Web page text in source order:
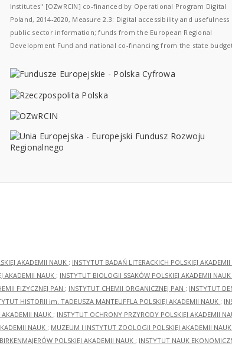
Institutes" [OZwRCIN] co-financed by Operational Program Digital
Poland, 2014-2020, Measure 2.3: Digital accessibility and usefulness
public sector information; funds from the European Regional
Development Fund and national co-financing from the state
AKADEMII NAUK ; INSTYTUT BADAŃ LITERACKICH POLSKIEJ
AKADEMII NAUK ; INSTYTUT BIOLOGII SSAKÓW POLSKIEJ AKADEMII NAUK
FIZYCZNEJ PAN ; INSTYTUT CHEMII ORGANICZNEJ PAN ; INSTYTUT
HISTORII im. TADEUSZA MANTEUFFLA POLSKIEJ AKADEMII NAUK ;
AKADEMII NAUK ; INSTYTUT OCHRONY PRZYRODY POLSKIEJ AKADEMII
NAUK ; MUZEUM I INSTYTUT ZOOLOGII POLSKIEJ AKADEMII NAUK
POLSKIEJ AKADEMII NAUK ; INSTYTUT NAUK